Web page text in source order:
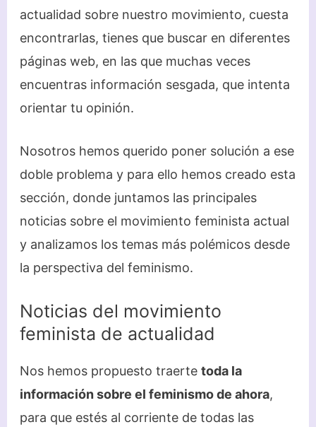
actualidad sobre nuestro movimiento, cuesta
encontrarlas, tienes que buscar en diferentes
páginas web, en las que muchas veces
encuentras información sesgada, que intenta
orientar tu opinión.
Nosotros hemos querido poner solución a ese
doble problema y para ello hemos creado esta
sección, donde juntamos las principales
noticias sobre el movimiento feminista actual
y analizamos los temas más polémicos desde
la perspectiva del feminismo.
Noticias del movimiento
feminista de actualidad
Nos hemos propuesto traerte toda la
información sobre el feminismo de ahora,
para que estés al corriente de todas las